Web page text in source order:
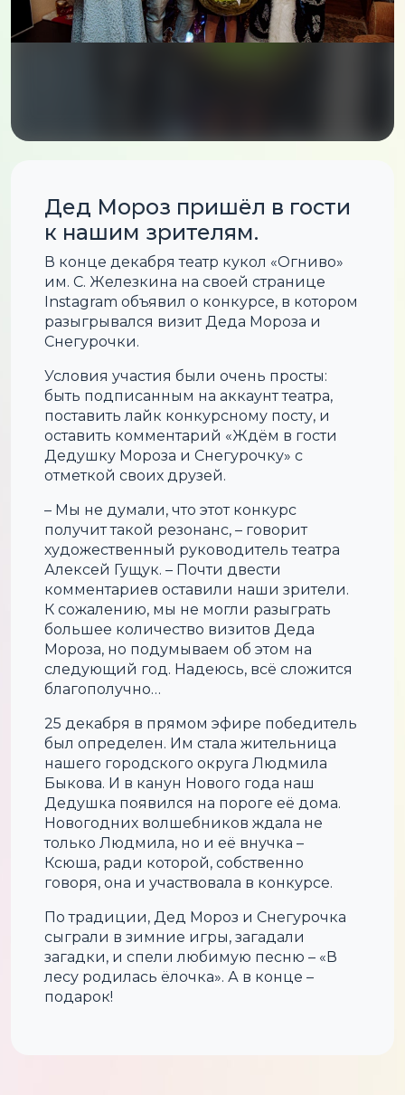
Дед Мороз пришёл в гости
к нашим зрителям.
В конце декабря театр кукол «Огниво»
им. С. Железкина на своей странице
Instagram объявил о конкурсе, в котором
разыгрывался визит Деда Мороза и
Снегурочки.
Условия участия были очень просты:
быть подписанным на аккаунт театра,
поставить лайк конкурсному посту, и
оставить комментарий «Ждём в гости
Дедушку Мороза и Снегурочку» с
отметкой своих друзей.
– Мы не думали, что этот конкурс
получит такой резонанс, – говорит
художественный руководитель театра
Алексей Гущук. – Почти двести
комментариев оставили наши зрители.
К сожалению, мы не могли разыграть
большее количество визитов Деда
Мороза, но подумываем об этом на
следующий год. Надеюсь, всё сложится
благополучно…
25 декабря в прямом эфире победитель
был определен. Им стала жительница
нашего городского округа Людмила
Быкова. И в канун Нового года наш
Дедушка появился на пороге её дома.
Новогодних волшебников ждала не
только Людмила, но и её внучка –
Ксюша, ради которой, собственно
говоря, она и участвовала в конкурсе.
По традиции, Дед Мороз и Снегурочка
сыграли в зимние игры, загадали
загадки, и спели любимую песню – «В
лесу родилась ёлочка». А в конце –
подарок!